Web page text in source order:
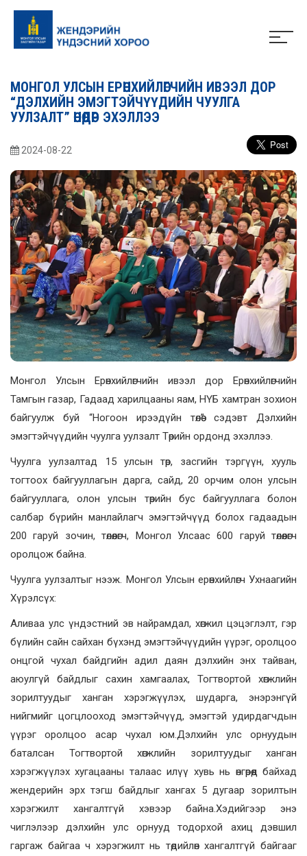
МОНГОЛ УЛСЫН ЕРӨНХИЙЛӨГЧИЙН ИВЭЭЛ ДОР
“ДЭЛХИЙН ЭМЭГТЭЙЧҮҮДИЙН ЧУУЛГА
УУЛЗАЛТ” ӨНӨӨДӨР ЭХЭЛЛЭЭ
2024-08-22
Монгол Улсын Ерөнхийлөгчийн ивээл дор Ерөнхийлөгчийн
Тамгын газар, Гадаад харилцааны яам, НҮБ хамтран зохион
байгуулж буй “Ногоон ирээдүйн төлөө” сэдэвт Дэлхийн
эмэгтэйчүүдийн чуулга уулзалт Төрийн ордонд эхэллээ.
Чуулга уулзалтад 15 улсын төр, засгийн тэргүүн, хууль
тогтоох байгууллагын дарга, сайд, 20 орчим олон улсын
байгууллага, олон улсын төрийн бус байгууллага болон
салбар бүрийн манлайлагч эмэгтэйчүүд болох гадаадын
200 гаруй зочин, төлөөлөгч, Монгол Улсаас 600 гаруй төлөөлөгч
оролцож байна.
Чуулга уулзалтыг нээж. Монгол Улсын ерөнхийлөгч Ухнаагийн
Хүрэлсүх:
Аливаа улс үндэстний эв найрамдал, хөгжил цэцэглэлт, гэр
бүлийн сайн сайхан бүхэнд эмэгтэйчүүдийн үүрэг, оролцоо
онцгой чухал байдгийн адил даян дэлхийн энх тайван,
аюулгүй байдлыг сахин хамгаалах, Тогтвортой хөгжлийн
зорилтуудыг ханган хэрэгжүүлэх, шударга, энэрэнгүй
нийгмийг цогцлооход эмэгтэйчүүд, эмэгтэй удирдагчдын
үүрэг оролцоо асар чухал юм.Дэлхийн улс орнуудын
баталсан Тогтвортой хөгжлийн зорилтуудыг ханган
хэрэгжүүлэх хугацааны талаас илүү хувь нь өнгөрөөд байхад
жендерийн эрх тэгш байдлыг хангах 5 дугаар зорилтын
хэрэгжилт хангалтгүй хэвээр байна.Хэдийгээр энэ
чиглэлээр дэлхийн улс орнууд тодорхой ахиц дэвшил
гаргаж байгаа ч хэрэгжилт нь төдийлөн хангалтгүй байгааг